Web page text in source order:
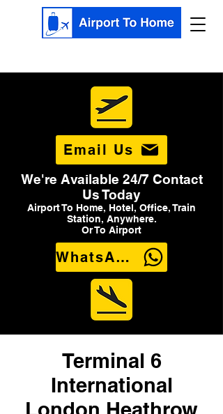
Email Us
We're Available 24/7 Contact
Us Today
Airport To Home, Hotel, Office, Train
Station, Anywhere.
Or To Airport
WhatsApp Us
Terminal 6
International